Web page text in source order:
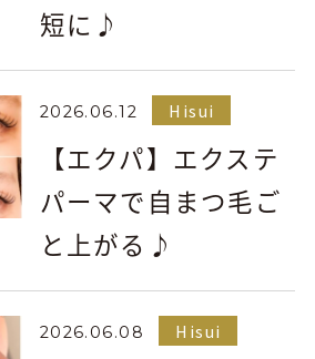
短に♪
2026.06.12 Hisui
【エクパ】エクステ
パーマで自まつ毛ご
と上がる♪
2026.06.08 Hisui